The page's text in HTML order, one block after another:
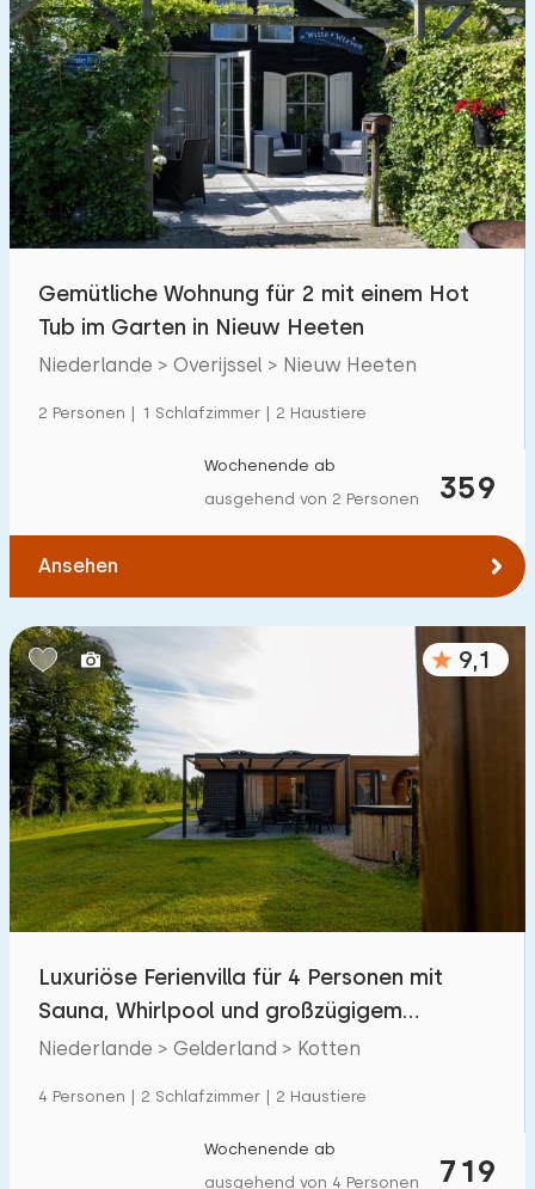
Gemütliche Wohnung für 2 mit einem Hot
Tub im Garten in Nieuw Heeten
Niederlande > Overijssel > Nieuw Heeten
2 Personen | 1 Schlafzimmer | 2 Haustiere
359
Wochenende ab
ausgehend von 2 Personen
Ansehen
9,1
Luxuriöse Ferienvilla für 4 Personen mit
Sauna, Whirlpool und großzügigem
Außenbereich
Niederlande > Gelderland > Kotten
4 Personen | 2 Schlafzimmer | 2 Haustiere
719
Wochenende ab
ausgehend von 4 Personen